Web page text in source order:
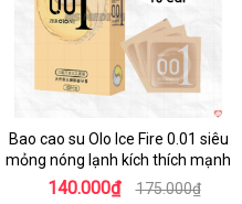
Bao cao su Olo Ice Fire 0.01 siêu
mỏng nóng lạnh kích thích mạnh
140.000₫ 175.000₫